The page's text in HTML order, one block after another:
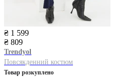
₴ 1 599
₴ 809
Trendyol
Повсякденний костюм
Товар розкуплено